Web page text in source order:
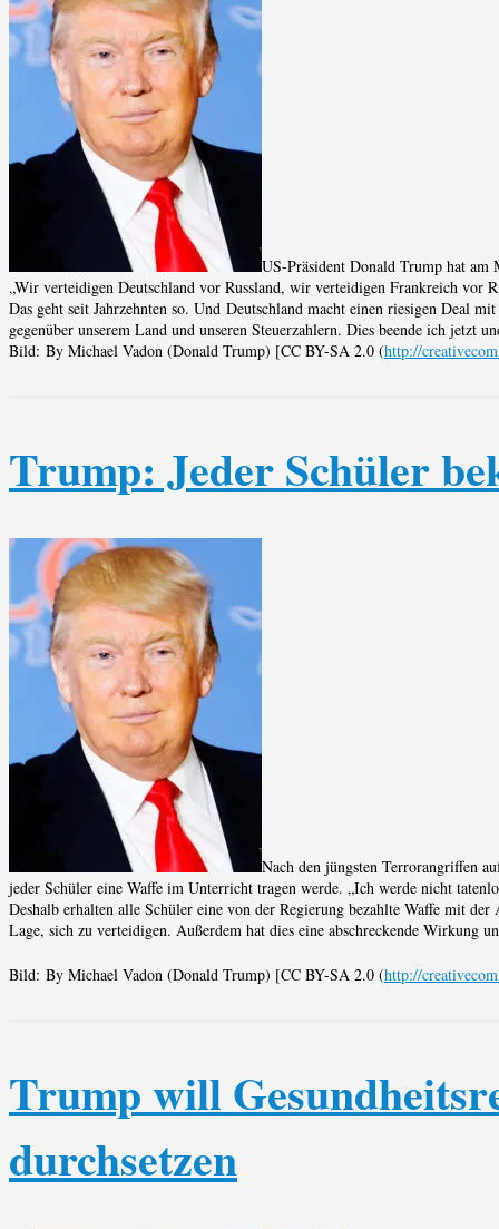
US-Präsident Donald Trump hat am
„Wir verteidigen Deutschland vor Russland, wir verteidigen Frankreich
Das geht seit Jahrzehnten so. Und Deutschland macht einen riesigen Deal
gegenüber unserem Land und unseren Steuerzahlern. Dies beende ich jetzt
Bild: By Michael Vadon (Donald Trump) [CC BY-SA 2.0 (http://
Trump: Jeder Schüler
Nach den jüngsten Terrorangriffen
jeder Schüler eine Waffe im Unterricht tragen werde. „Ich werde nicht
Deshalb erhalten alle Schüler eine von der Regierung bezahlte Waffe mit
Lage, sich zu verteidigen. Außerdem hat dies eine abschreckende Wirkung
Bild: By Michael Vadon (Donald Trump) [CC BY-SA 2.0 (http://
Trump will
durchsetzen